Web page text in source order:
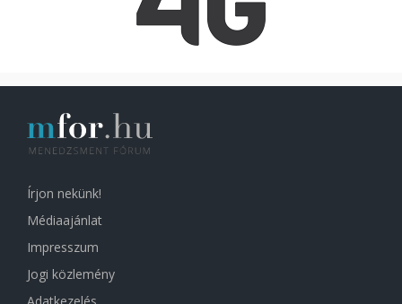
Írjon nekünk!
Médiaajánlat
Impresszum
Jogi közlemény
Adatkezelés